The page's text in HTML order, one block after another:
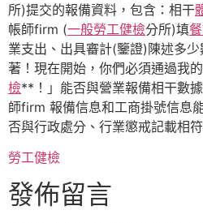
所)提交的報備資料，包含：相干
帳師firm (一般勞工健檢分所)填
業支出、出具審計(鑒證)陳述多
著！現在開始，你們必須通過我
檢**！」能否與營業報備相干數
師firm 報備信息和工商掛號信息
否與行政處分、行業懲戒記載相符
勞工健檢
發佈留言